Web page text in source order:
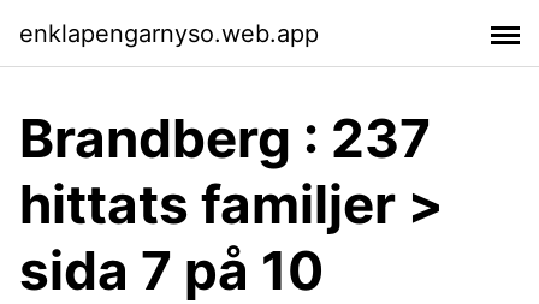
enklapengarnyso.web.app
Brandberg : 237
hittats familjer >
sida 7 på 10